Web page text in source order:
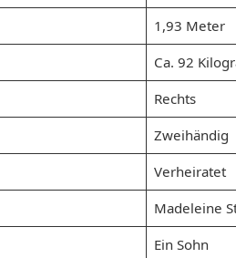
1,93 Meter
Ca. 92
Rechts
Zweihändig
Verheiratet
Madeleine
Ein Sohn